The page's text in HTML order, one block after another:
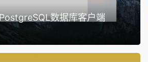
数据库客户端